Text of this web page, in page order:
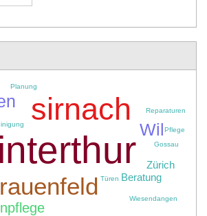
sirnach
Wil
Beratung
Zürich
Gossau
Planung
Reparaturen
Wiesendangen
Türen
Pflege